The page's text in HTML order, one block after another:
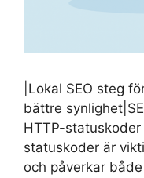
|Lokal SEO steg
bättre
HTTP-
statuskoder är
och påverkar